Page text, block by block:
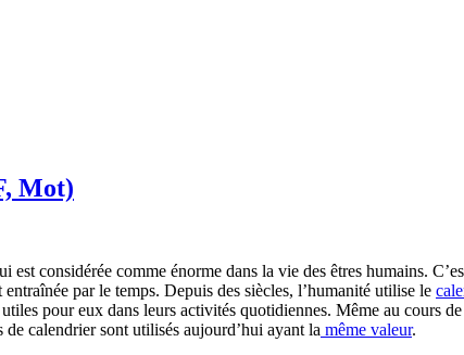
Mot)
est considérée comme énorme dans la vie des êtres humains.
par le temps. Depuis des siècles, l’humanité utilise le
pour eux dans leurs activités quotidiennes. Même au cours
calendrier sont utilisés aujourd’hui ayant la même valeur.